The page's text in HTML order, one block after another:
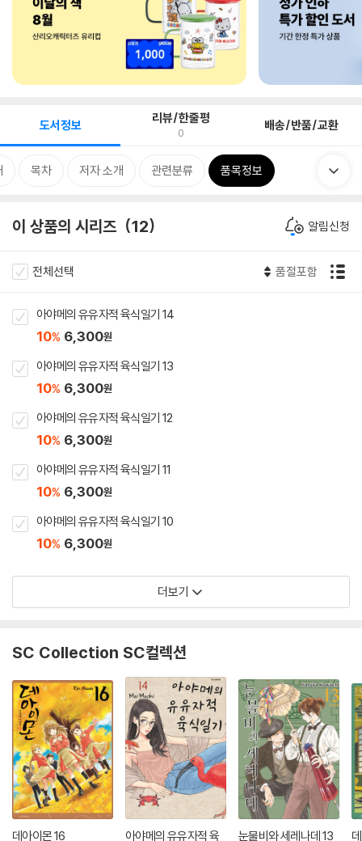
도서정보 리뷰/한줄평
0 배송/반품/교환
목차 저자 소개 관련분류 품목정보
이 상품의 시리즈 12 알림신청
전체선택 품절포함
아야메의 유유자적 육식일기 14
10% 6,300원
아야메의 유유자적 육식일기 13
10% 6,300원
아야메의 유유자적 육식일기 12
10% 6,300원
아야메의 유유자적 육식일기 11
10% 6,300원
아야메의 유유자적 육식일기 10
10% 6,300원
더보기
SC Collection SC컬렉션
데아이몬 16 아야메의 유유자적 육 눈물비와 세레나데 13